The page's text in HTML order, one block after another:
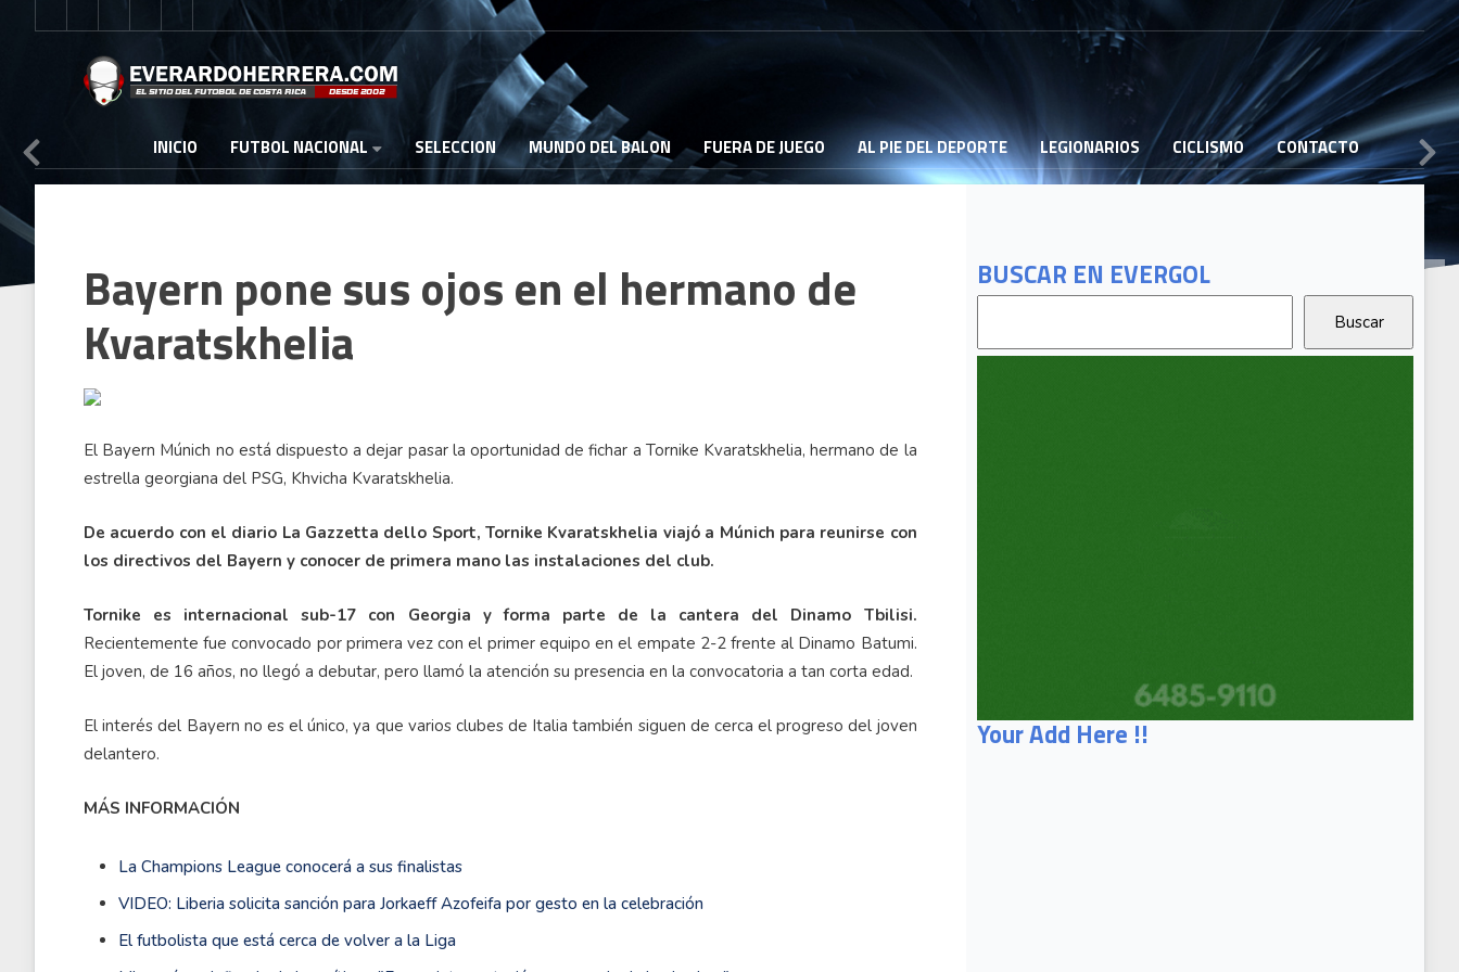
INICIO FUTBOL NACIONAL SELECCION MUNDO DEL BALON FUERA DE JUEGO AL PIE DEL DEPORTE LEGIONARIOS CICLISMO CONTACTO
BUSCAR EN EVERGOL
Your Add Here !!
Bayern pone sus ojos en el hermano de
Kvaratskhelia
El Bayern Múnich no está dispuesto a dejar pasar la oportunidad de fichar a Tornike Kvaratskhelia, hermano de la
estrella georgiana del PSG, Khvicha Kvaratskhelia.
De acuerdo con el diario La Gazzetta dello Sport, Tornike Kvaratskhelia viajó a Múnich para reunirse con
los directivos del Bayern y conocer de primera mano las instalaciones del club.
Tornike es internacional sub-17 con Georgia y forma parte de la cantera del Dinamo Tbilisi.
Recientemente fue convocado por primera vez con el primer equipo en el empate 2-2 frente al Dinamo Batumi.
El joven, de 16 años, no llegó a debutar, pero llamó la atención su presencia en la convocatoria a tan corta edad.
El interés del Bayern no es el único, ya que varios clubes de Italia también siguen de cerca el progreso del joven
delantero.
MÁS INFORMACIÓN
La Champions League conocerá a sus finalistas
VIDEO: Liberia solicita sanción para Jorkaeff Azofeifa por gesto en la celebración
El futbolista que está cerca de volver a la Liga